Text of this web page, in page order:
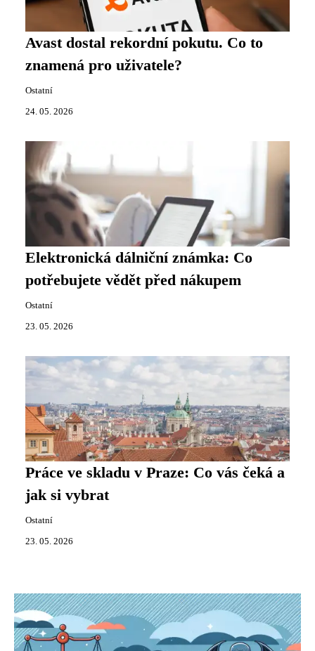
Avast dostal rekordní pokutu. Co to
znamená pro uživatele?
Ostatní
24. 05. 2026
Elektronická dálniční známka: Co
potřebujete vědět před nákupem
Ostatní
23. 05. 2026
Práce ve skladu v Praze: Co vás čeká a
jak si vybrat
Ostatní
23. 05. 2026